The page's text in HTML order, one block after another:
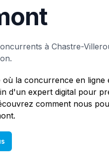
à Chastre-
où la concurrence en ligne
d'un expert digital pour
comment nous